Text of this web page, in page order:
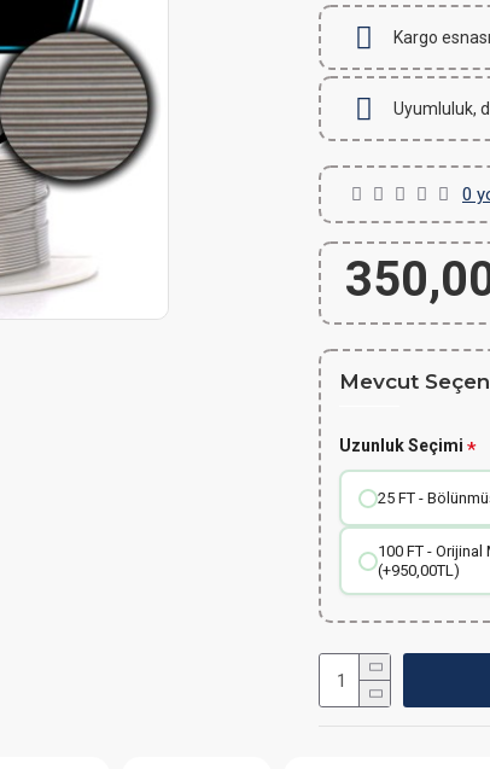
Kargo
Uyumluluk,
0
Mevcut
Uzunluk Seçimi
25 FT -
100 FT -
(+950,00TL)